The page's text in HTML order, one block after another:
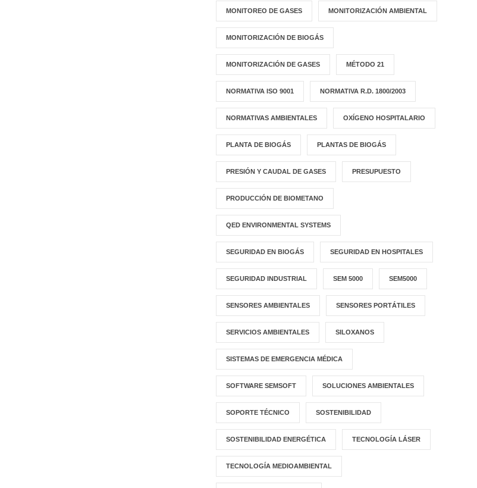
MONITOREO DE GASES MONITORIZACIÓN AMBIENTAL
MONITORIZACIÓN DE BIOGÁS
MONITORIZACIÓN DE GASES MÉTODO 21
NORMATIVA ISO 9001 NORMATIVA R.D. 1800/2003
NORMATIVAS AMBIENTALES OXÍGENO HOSPITALARIO
PLANTA DE BIOGÁS PLANTAS DE BIOGÁS
PRESIÓN Y CAUDAL DE GASES PRESUPUESTO
PRODUCCIÓN DE BIOMETANO
QED ENVIRONMENTAL SYSTEMS
SEGURIDAD EN BIOGÁS SEGURIDAD EN HOSPITALES
SEGURIDAD INDUSTRIAL SEM 5000 SEM5000
SENSORES AMBIENTALES SENSORES PORTÁTILES
SERVICIOS AMBIENTALES SILOXANOS
SISTEMAS DE EMERGENCIA MÉDICA
SOFTWARE SEMSOFT SOLUCIONES AMBIENTALES
SOPORTE TÉCNICO SOSTENIBILIDAD
SOSTENIBILIDAD ENERGÉTICA TECNOLOGÍA LÁSER
TECNOLOGÍA MEDIOAMBIENTAL